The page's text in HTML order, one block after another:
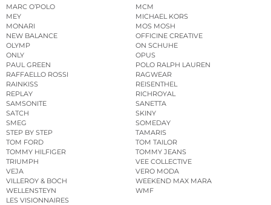
MARC O’POLO
MCM
MEY
MICHAEL KORS
MONARI
MOS MOSH
NEW BALANCE
OFFICINE CREATIVE
OLYMP
ON SCHUHE
ONLY
OPUS
PAUL GREEN
POLO RALPH LAUREN
RAFFAELLO ROSSI
RAGWEAR
RAINKISS
REISENTHEL
REPLAY
RICHROYAL
SAMSONITE
SANETTA
SATCH
SKINY
SMEG
SOMEDAY
STEP BY STEP
TAMARIS
TOM FORD
TOM TAILOR
TOMMY HILFIGER
TOMMY JEANS
TRIUMPH
VEE COLLECTIVE
VEJA
VERO MODA
VILLEROY & BOCH
WEEKEND MAX MARA
WELLENSTEYN
WMF
LES VISIONNAIRES